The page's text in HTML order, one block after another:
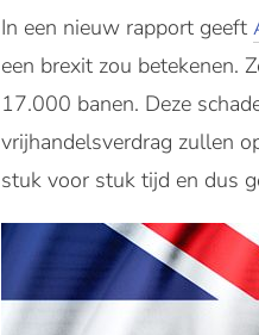
In een nieuw rapport geeft
een brexit zou betekenen.
17.000 banen. Deze
vrijhandelsverdrag zullen
stuk voor stuk tijd en dus